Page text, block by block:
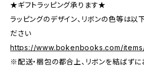
★ギフトラッピング承ります★
ラッピングのデザイン、リボンの色等は以
ださい
https://www.bokenbooks.com/
※配送・梱包の都合上、リボンを結ばず